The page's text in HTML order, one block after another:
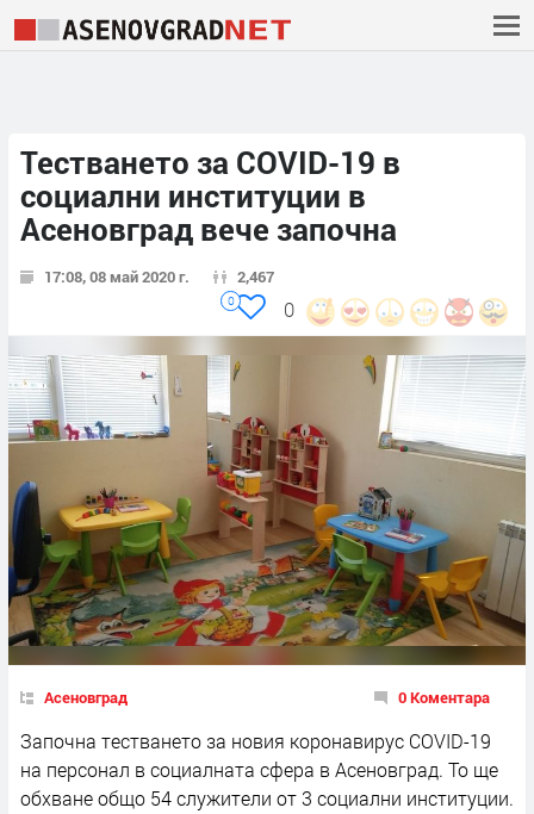
Тестването за COVID-19 в
социални институции в
Асеновград вече започна
17:08, 08 май 2020 г. 2,467
0
0
Асеновград 0 Коментара
Започна тестването за новия коронавирус COVID-19
на персонал в социалната сфера в Асеновград. То ще
обхване общо 54 служители от 3 социални институции.